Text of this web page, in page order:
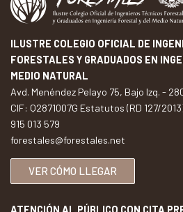
ILUSTRE COLEGIO OFICIAL DE
FORESTALES Y GRADUADOS EN
MEDIO NATURAL
Avd. Menéndez Pelayo 75, Bajo Izq. -
CIF: Q2871007G Estatutos (RD 127/
915 013 579
forestales@forestales.net
VER CÓMO LLEGAR
ATENCIÓN AL PÚBLICO CON CITA